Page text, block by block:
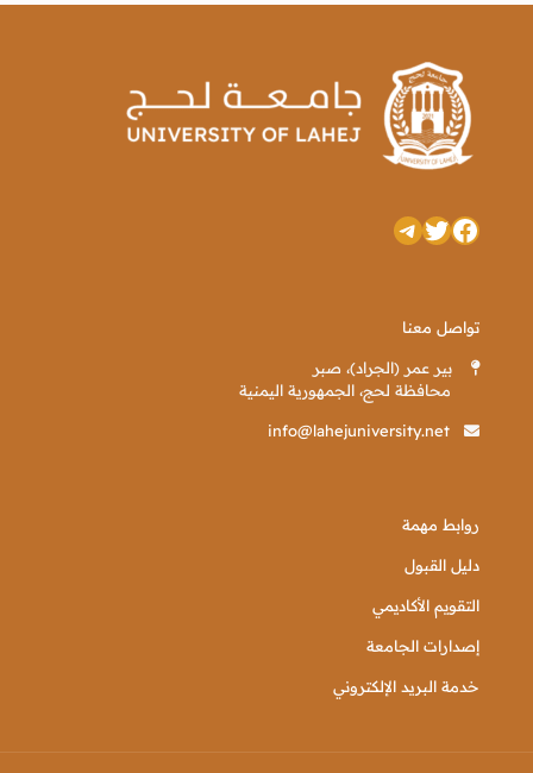
فيسبوك
تويترتيليجرام
تواصل معنا
بير عمر (الجراد)، صبر
محافظة لحج، الجمهورية اليمنية
info@lahejuniversity.net
روابط مهمة
دليل القبول
التقويم الأكاديمي
إصدارات الجامعة
خدمة البريد الإلكتروني